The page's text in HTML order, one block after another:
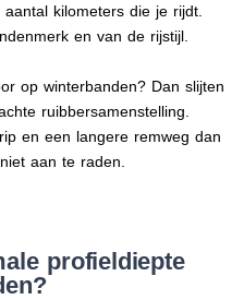
kilometers die je rijdt.
en van de rijstijl.
op winterbanden? Dan slijten
ruibbersamenstelling.
en een langere remweg dan
aan te raden.
profieldiepte